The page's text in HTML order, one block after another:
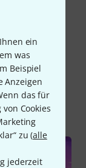
ein
was
Beispiel
Anzeigen
das für
Cookies
zu (alle
jederzeit